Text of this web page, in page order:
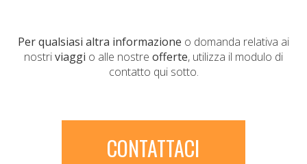
Per qualsiasi altra informazione o domanda relativa ai
nostriviaggi o alle nostre offerte, utilizza il modulo di
contatto qui sotto.
CONTATTACI